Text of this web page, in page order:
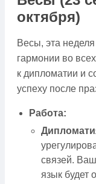
октября)
Весы, эта
гармонии во
к дипломатии и
успеху после
Работа:
связей.
язык будет